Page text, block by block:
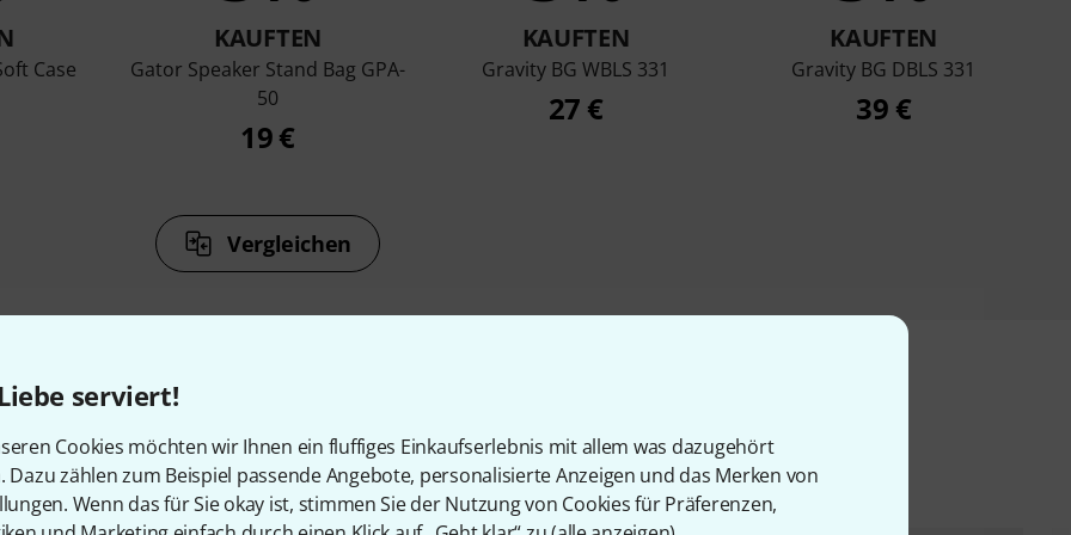
serviert!
Cookies möchten wir Ihnen ein fluffiges Einkaufserlebnis mit allem was dazugehört
Dazu zählen zum Beispiel passende Angebote, personalisierte Anzeigen und das Merken von
Wenn das für Sie okay ist, stimmen Sie der Nutzung von Cookies für Präferenzen,
Case
KAUFTEN
Gator Speaker Stand Bag GPA-
50
19 €
KAUFTEN
Gravity BG WBLS 331
27 €
KAUFTEN
Gravity BG DBLS 331
39 €
Vergleichen
& passende Artikel